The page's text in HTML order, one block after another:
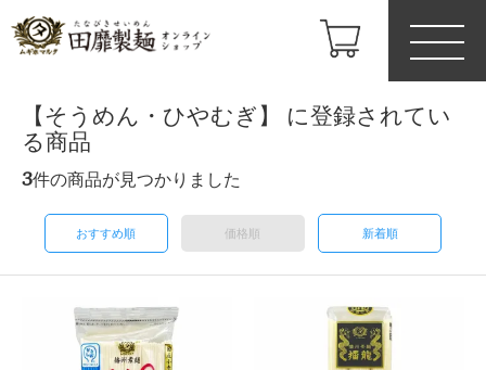
【そうめん・ひやむぎ】 に登録されてい
る商品
3件の商品が見つかりました
おすすめ順 価格順 新着順